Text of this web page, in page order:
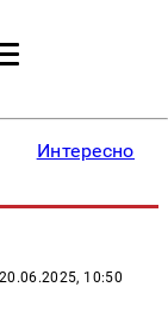
Интересное
20.06.2025, 10:50